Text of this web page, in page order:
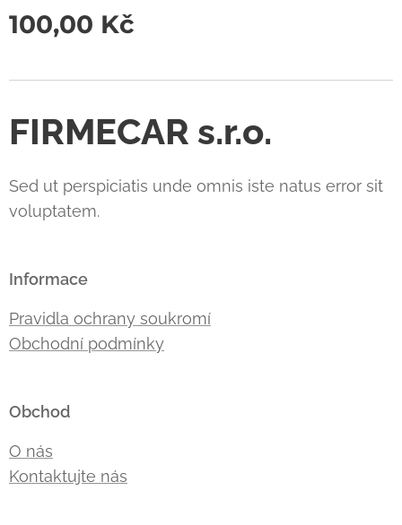
100,00 Kč
FIRMECAR s.r.o.
Sed ut perspiciatis unde omnis iste natus error sit
voluptatem.
Informace
Pravidla ochrany soukromí
Obchodní podmínky
Obchod
O nás
Kontaktujte nás